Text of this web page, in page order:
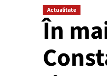
Actualitate
În